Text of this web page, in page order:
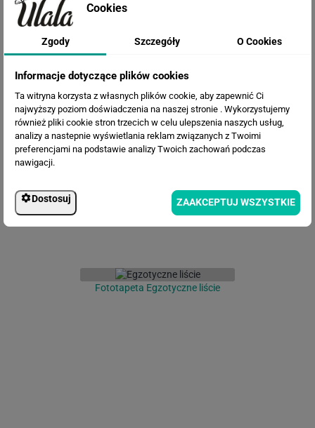
Fototapeta Brzozy w letnim lesie
Fototapeta Egzotyczne liście
Cookies
Zgody Szczegóły O Cookies
Informacje dotyczące plików cookies
Ta witryna korzysta z własnych plików cookie, aby zapewnić Ci
najwyższy poziom doświadczenia na naszej stronie . Wykorzystujemy
również pliki cookie stron trzecich w celu ulepszenia naszych usług,
analizy a nastepnie wyświetlania reklam związanych z Twoimi
preferencjami na podstawie analizy Twoich zachowań podczas
nawigacji.
Dostosuj ZAAKCEPTUJ WSZYSTKIE